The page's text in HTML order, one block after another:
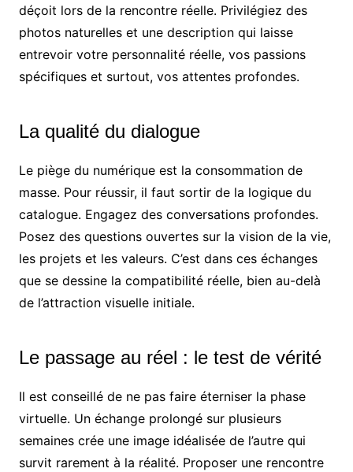
déçoit lors de la rencontre réelle. Privilégiez des
photos naturelles et une description qui laisse
entrevoir votre personnalité réelle, vos passions
spécifiques et surtout, vos attentes profondes.
La qualité du dialogue
Le piège du numérique est la consommation de
masse. Pour réussir, il faut sortir de la logique du
catalogue. Engagez des conversations profondes.
Posez des questions ouvertes sur la vision de la vie,
les projets et les valeurs. C’est dans ces échanges
que se dessine la compatibilité réelle, bien au-delà
de l’attraction visuelle initiale.
Le passage au réel : le test de vérité
Il est conseillé de ne pas faire éterniser la phase
virtuelle. Un échange prolongé sur plusieurs
semaines crée une image idéalisée de l’autre qui
survit rarement à la réalité. Proposer une rencontre